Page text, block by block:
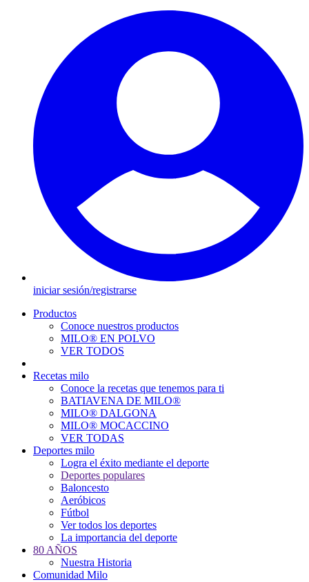
iniciar sesión/registrarse
navigation
Productos
Conoce nuestros productos
MILO® EN POLVO
VER TODOS
Recetas milo
Conoce la recetas que tenemos para ti
BATIAVENA DE MILO®
MILO® DALGONA
MILO® MOCACCINO
VER TODAS
Deportes milo
Logra el éxito mediante el deporte
Deportes populares
Baloncesto
Aeróbicos
Fútbol
Ver todos los deportes
La importancia del deporte
80 AÑOS
Nuestra Historia
Comunidad Milo